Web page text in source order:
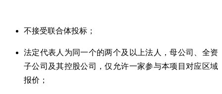
不接受联合体投标；
法定代表人为同一个的两个及以上法人，母公司、全资
子公司及其控股公司，仅允许一家参与本项目对应区域
报价；